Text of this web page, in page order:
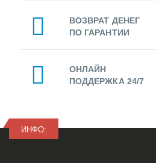
ВОЗВРАТ ДЕНЕГ
ПО ГАРАНТИИ
ОНЛАЙН
ПОДДЕРЖКА 24/7
ИНФО: